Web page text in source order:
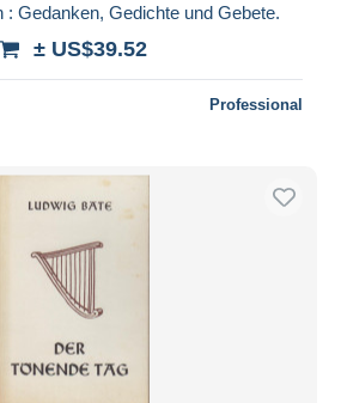
: Gedanken, Gedichte und Gebete.
± US$39.52
Professional